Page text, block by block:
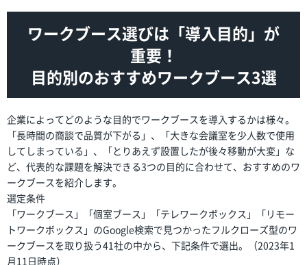
ワークブース選びは「導入目的」が
重要！
目的別のおすすめワークブース3選
企業によってどのような目的でワークブースを導入するかは様々。
「長時間の商談で品質が下がる」、「大きな会議室を少人数で使用
してしまっている」、「とりあえず設置したが後々移動が大変」な
ど、代表的な課題を解決できる3つの目的に合わせて、おすすめのワ
ークブースを紹介します。
選定条件
「ワークブース」「個室ブース」「テレワークボックス」「リモー
トワークボックス」のGoogle検索で見つかったフルクローズ型のワ
ークブースを取り扱う41社の中から、下記条件で選出。（2023年1
月11日時点）